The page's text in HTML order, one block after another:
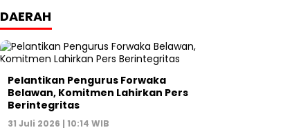
DAERAH
Pelantikan Pengurus Forwaka
Belawan, Komitmen Lahirkan Pers
Berintegritas
31 Juli 2026 | 10:14 WIB